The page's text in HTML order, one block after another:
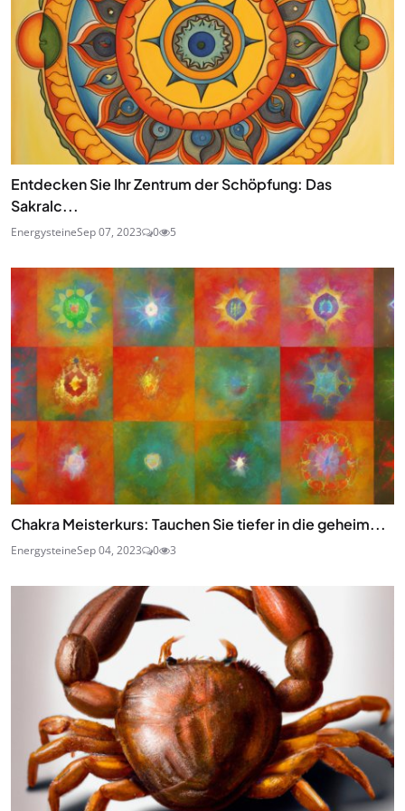
Entdecken Sie Ihr Zentrum der Schöpfung: Das
Sakralc...
EnergysteineSep 07, 2023 0 5
Chakra Meisterkurs: Tauchen Sie tiefer in die geheim...
EnergysteineSep 04, 2023 0 3